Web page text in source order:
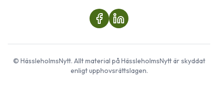
© HässleholmsNytt. Allt material påHässleholmsNyttär skyddat
enligt upphovsrättslagen.